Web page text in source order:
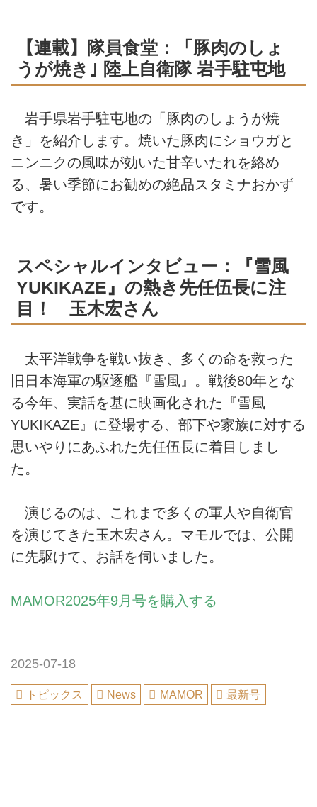
【連載】隊員食堂：「豚肉のしょ
うが焼き｣ 陸上自衛隊 岩手駐屯地
岩手県岩手駐屯地の「豚肉のしょうが焼
き」を紹介します。焼いた豚肉にショウガと
ニンニクの風味が効いた甘辛いたれを絡め
る、暑い季節にお勧めの絶品スタミナおかず
です。
スペシャルインタビュー：『雪風
YUKIKAZE』の熱き先任伍長に注
目！ 玉木宏さん
太平洋戦争を戦い抜き、多くの命を救った
旧日本海軍の駆逐艦『雪風』。戦後80年とな
る今年、実話を基に映画化された『雪風
YUKIKAZE』に登場する、部下や家族に対する
思いやりにあふれた先任伍長に着目しまし
た。
演じるのは、これまで多くの軍人や自衛官
を演じてきた玉木宏さん。マモルでは、公開
に先駆けて、お話を伺いました。
MAMOR2025年9月号を購入する
2025-07-18
トピックス News MAMOR 最新号